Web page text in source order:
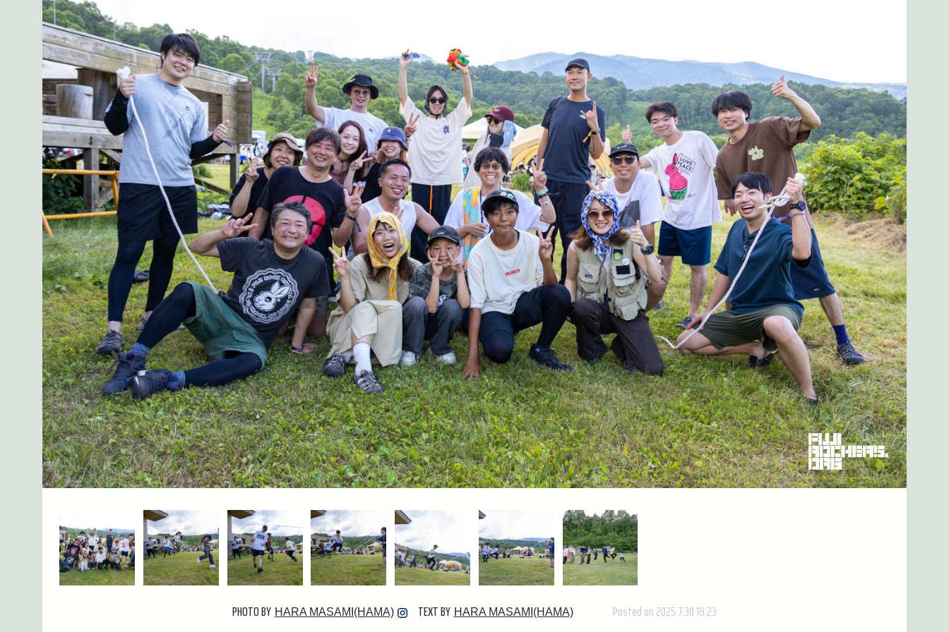
PHOTO BY HARA MASAMI(HAMA) TEXT BY HARA MASAMI(HAMA) Posted on 2025.7.30 18:23